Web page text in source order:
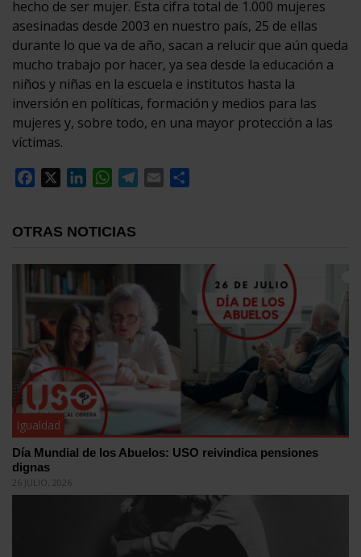
hecho de ser mujer. Esta cifra total de 1.000 mujeres
asesinadas desde 2003 en nuestro país, 25 de ellas
durante lo que va de año, sacan a relucir que aún queda
mucho trabajo por hacer, ya sea desde la educación a
niños y niñas en la escuela e institutos hasta la
inversión en políticas, formación y medios para las
mujeres y, sobre todo, en una mayor protección a las
víctimas.
Facebook
LinkedInWhatsApp
Telegram
Email
OTRAS NOTICIAS
Igualdad
Día Mundial de los Abuelos: USO reivindica pensiones
dignas
26 JULIO, 2026